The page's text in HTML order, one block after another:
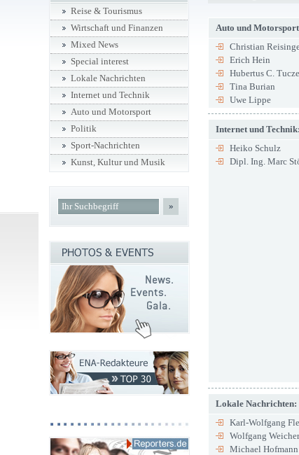
Auto und
Christian
Erich Hein
Hubertus C.
Tina Burian
Uwe Lippe
Internet und Technik:
Heiko Schulz
Dipl. Ing. Marc
Lokale Nachrichten:
Karl-Wolfgang
Wolfgang
Michael Hofmann
Reise & Tourismus
Wirtschaft und Finanzen
Mixed News
Special interest
Lokale Nachrichten
Internet und Technik
Auto und Motorsport
Politik
Sport-Nachrichten
Kunst, Kultur und Musik
»